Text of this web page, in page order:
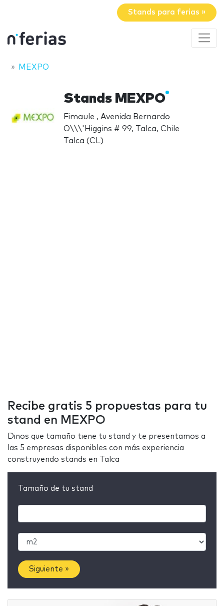
Stands para ferias »
MEXPO
Stands MEXPO
Fimaule , Avenida Bernardo
O\\\'Higgins # 99, Talca, Chile
Talca (CL)
Recibe gratis 5 propuestas para tu
stand en MEXPO
Dinos que tamaño tiene tu stand y te presentamos a
las 5 empresas disponibles con más experiencia
construyendo stands en Talca
Tamaño de tu stand
Siguiente »